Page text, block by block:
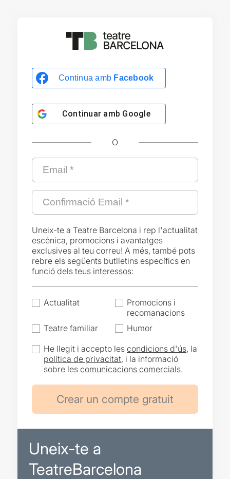
Continua amb Facebook
Continuar amb Google
O
Uneix-te a Teatre Barcelona i rep l'actualitat
escènica, promocions i avantatges
exclusives al teu correu! A més, també pots
rebre els següents butlletins específics en
funció dels teus interessos:
Actualitat
Promocions i
recomanacions
Teatre familiar
Humor
He llegit i accepto lescondicions d'ús, la
política de privacitat, i la informació
sobre lescomunicacions comercials.
Uneix-te a
TeatreBarcelona